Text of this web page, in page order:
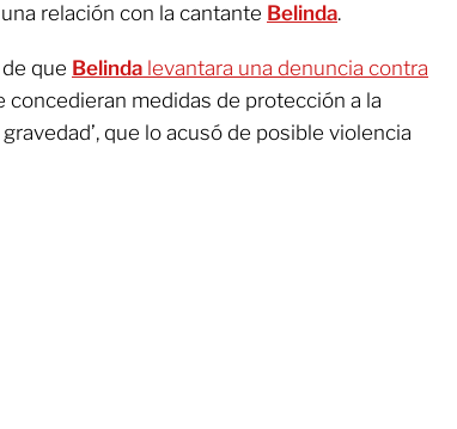
relación con la cantante Belinda.
que Belinda levantara una denuncia contra
concedieran medidas de protección a la
que lo acusó de posible violencia